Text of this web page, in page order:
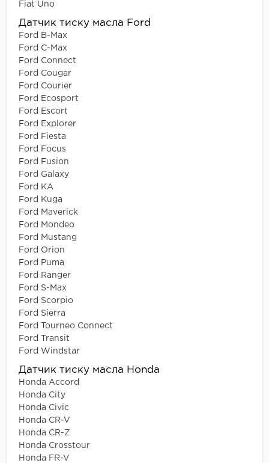
Fiat Uno
Датчик тиску масла Ford
Ford B-Max
Ford C-Max
Ford Connect
Ford Cougar
Ford Courier
Ford Ecosport
Ford Escort
Ford Explorer
Ford Fiesta
Ford Focus
Ford Fusion
Ford Galaxy
Ford KA
Ford Kuga
Ford Maverick
Ford Mondeo
Ford Mustang
Ford Orion
Ford Puma
Ford Ranger
Ford S-Max
Ford Scorpio
Ford Sierra
Ford Tourneo Connect
Ford Transit
Ford Windstar
Датчик тиску масла Honda
Honda Accord
Honda City
Honda Civic
Honda CR-V
Honda CR-Z
Honda Crosstour
Honda FR-V